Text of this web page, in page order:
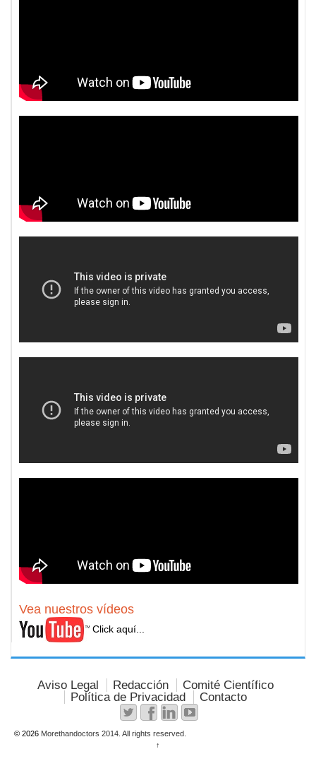
Vea nuestros vídeos
Click aquí...
Aviso Legal Redacción
Comité Científico
Política de Privacidad
Contacto
© 2026 Morethandoctors 2014. All rights reserved.
↑